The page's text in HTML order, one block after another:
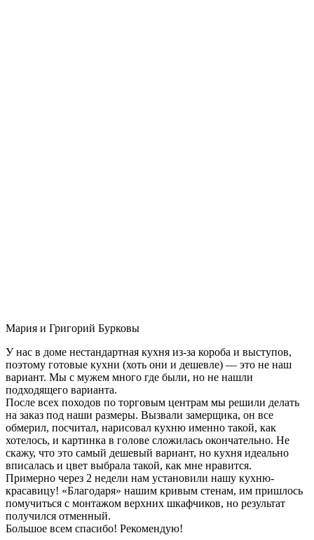
Мария и Григорий Бурковы
У нас в доме нестандартная кухня из-за короба и выступов,
поэтому готовые кухни (хоть они и дешевле) — это не наш
вариант. Мы с мужем много где были, но не нашли
подходящего варианта.
После всех походов по торговым центрам мы решили делать
на заказ под наши размеры. Вызвали замерщика, он все
обмерил, посчитал, нарисовал кухню именно такой, как
хотелось, и картинка в голове сложилась окончательно. Не
скажу, что это самый дешевый вариант, но кухня идеально
вписалась и цвет выбрала такой, как мне нравится.
Примерно через 2 недели нам установили нашу кухню-
красавицу! «Благодаря» нашим кривым стенам, им пришлось
помучиться с монтажом верхних шкафчиков, но результат
получился отменный.
Большое всем спасибо! Рекомендую!